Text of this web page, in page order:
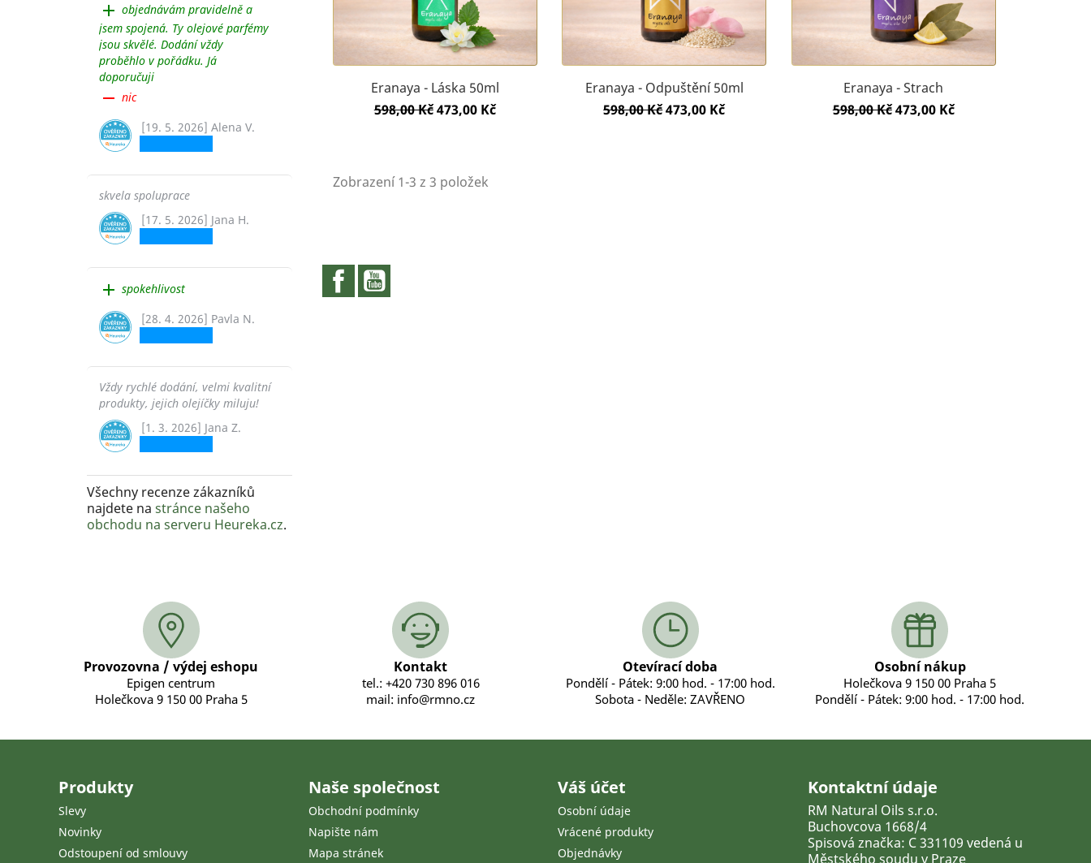
add objednávám pravidelně a
jsem spojená. Ty olejové parfémy
jsou skvělé. Dodání vždy
proběhlo v pořádku. Já
doporučuji
remove nic
[19. 5. 2026] Alena V.
skvela spoluprace
[17. 5. 2026] Jana H.
add spokehlivost
[28. 4. 2026] Pavla N.
Vždy rychlé dodání, velmi kvalitní
produkty, jejich olejíčky miluju!
[1. 3. 2026] Jana Z.
Všechny recenze zákazníků
najdete na stránce našeho
obchodu na serveru Heureka.cz.
Eranaya - Láska 50ml
Běžná
598,00 KčCena
473,00 Kč
Eranaya - Odpuštění 50ml
Běžná
598,00 KčCena
473,00 Kč
Eranaya - Strach
Běžná
598,00 KčCena
473,00 Kč
Zobrazení 1-3 z 3 položek
Facebook
Provozovna / výdej eshopu
Epigen centrum
Holečkova 9 150 00 Praha 5
Kontakt
tel.: +420 730 896 016
mail: info@rmno.cz
Otevírací doba
Pondělí - Pátek: 9:00 hod. - 17:00 hod.
Sobota - Neděle: ZAVŘENO
Osobní nákup
Holečkova 9 150 00 Praha 5
Pondělí - Pátek: 9:00 hod. - 17:00 hod.
Produkty
Slevy
Novinky
Odstoupení od smlouvy
Naše společnost
Obchodní podmínky
Napište nám
Mapa stránek
Váš účet
Osobní údaje
Vrácené produkty
Objednávky
Kontaktní údaje
RM Natural Oils s.r.o.
Buchovcova 1668/4
Spisová značka: C 331109 vedená u
Městského soudu v Praze